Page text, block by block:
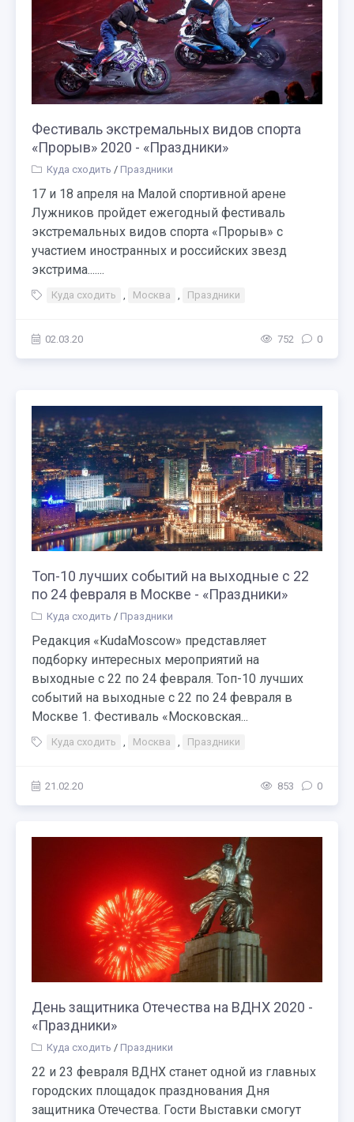
Фестиваль экстремальных видов спорта
«Прорыв» 2020 - «Праздники»
Куда сходить / Праздники
17 и 18 апреля на Малой спортивной арене
Лужников пройдет ежегодный фестиваль
экстремальных видов спорта «Прорыв» с
участием иностранных и российских звезд
экстрима.......
Куда сходить , Москва , Праздники
02.03.20 752 0
Топ-10 лучших событий на выходные с 22
по 24 февраля в Москве - «Праздники»
Куда сходить / Праздники
Редакция «KudaMoscow» представляет
подборку интересных мероприятий на
выходные с 22 по 24 февраля. Топ-10 лучших
событий на выходные с 22 по 24 февраля в
Москве 1. Фестиваль «Московская...
Куда сходить , Москва , Праздники
21.02.20 853 0
День защитника Отечества на ВДНХ 2020 -
«Праздники»
Куда сходить / Праздники
22 и 23 февраля ВДНХ станет одной из главных
городских площадок празднования Дня
защитника Отечества. Гости Выставки смогут